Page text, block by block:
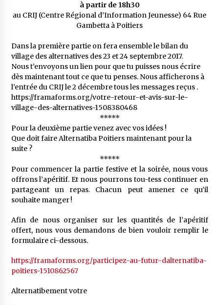
à partir de 18h30
au CRIJ (Centre Régional d’Information Jeunesse) 64 Rue
Gambetta à Poitiers
Dans la première partie on fera ensemble le bilan du
village des alternatives des 23 et 24 septembre 2017.
Nous t’envoyons un lien pour que tu puisses nous écrire
dès maintenant tout ce que tu penses. Nous afficherons à
l’entrée du CRIJ le 2 décembre tous les messages reçus .
https://framaforms.org/votre-retour-et-avis-sur-le-
village-des-alternatives-1508380468
*****
Pour la deuxième partie venez avec vos idées !
Que doit faire Alternatiba Poitiers maintenant pour la
suite ?
*****
Pour commencer la partie festive et la soirée, nous vous
offrons l’apéritif. Et nous pourrons tou-tess continuer en
partageant un repas. Chacun peut amener ce qu’il
souhaite manger !
Afin de nous organiser sur les quantités de l’apéritif
offert, nous vous demandons de bien vouloir remplir le
formulaire ci-dessous.
https://framaforms.org/participez-au-futur-dalternatiba-
poitiers-1510862567
Alternatibement votre